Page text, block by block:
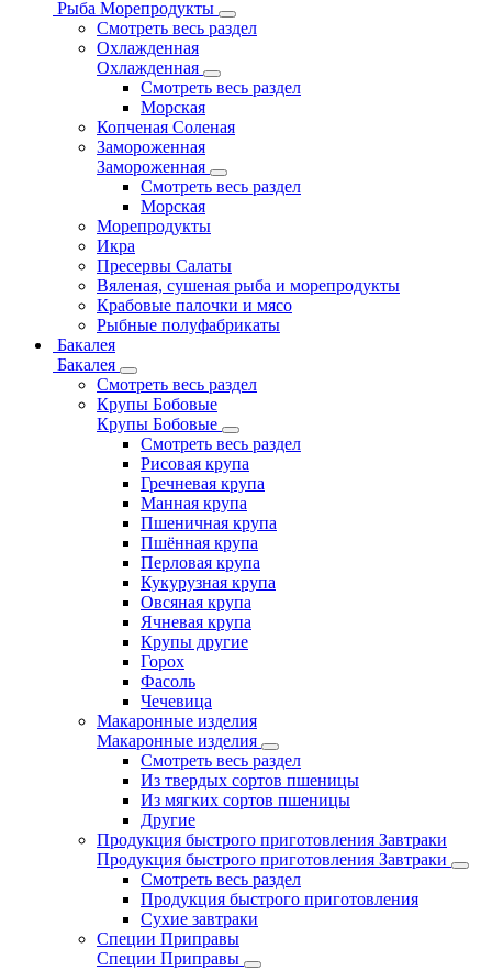
Рыба Морепродукты
Смотреть весь раздел
Охлажденная
Охлажденная
Смотреть весь раздел
Морская
Копченая Соленая
Замороженная
Замороженная
Смотреть весь раздел
Морская
Морепродукты
Икра
Пресервы Салаты
Вяленая, сушеная рыба и морепродукты
Крабовые палочки и мясо
Рыбные полуфабрикаты
Бакалея
Бакалея
Смотреть весь раздел
Крупы Бобовые
Крупы Бобовые
Смотреть весь раздел
Рисовая крупа
Гречневая крупа
Манная крупа
Пшеничная крупа
Пшённая крупа
Перловая крупа
Кукурузная крупа
Овсяная крупа
Ячневая крупа
Крупы другие
Горох
Фасоль
Чечевица
Макаронные изделия
Макаронные изделия
Смотреть весь раздел
Из твердых сортов пшеницы
Из мягких сортов пшеницы
Другие
Продукция быстрого приготовления Завтраки
Продукция быстрого приготовления Завтраки
Смотреть весь раздел
Продукция быстрого приготовления
Сухие завтраки
Специи Приправы
Специи Приправы